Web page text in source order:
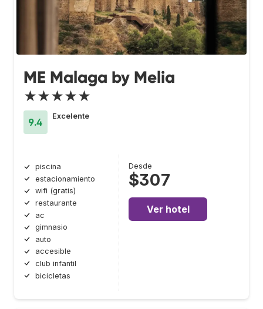
ME Malaga by Melia
★★★★★
9.4
Excelente
piscina
estacionamiento
wifi (gratis)
restaurante
ac
gimnasio
auto
accesible
club infantil
bicicletas
Desde
$307
Ver hotel